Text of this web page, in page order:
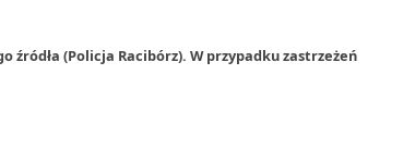
(Policja Racibórz). W przypadku zastrzeżeń